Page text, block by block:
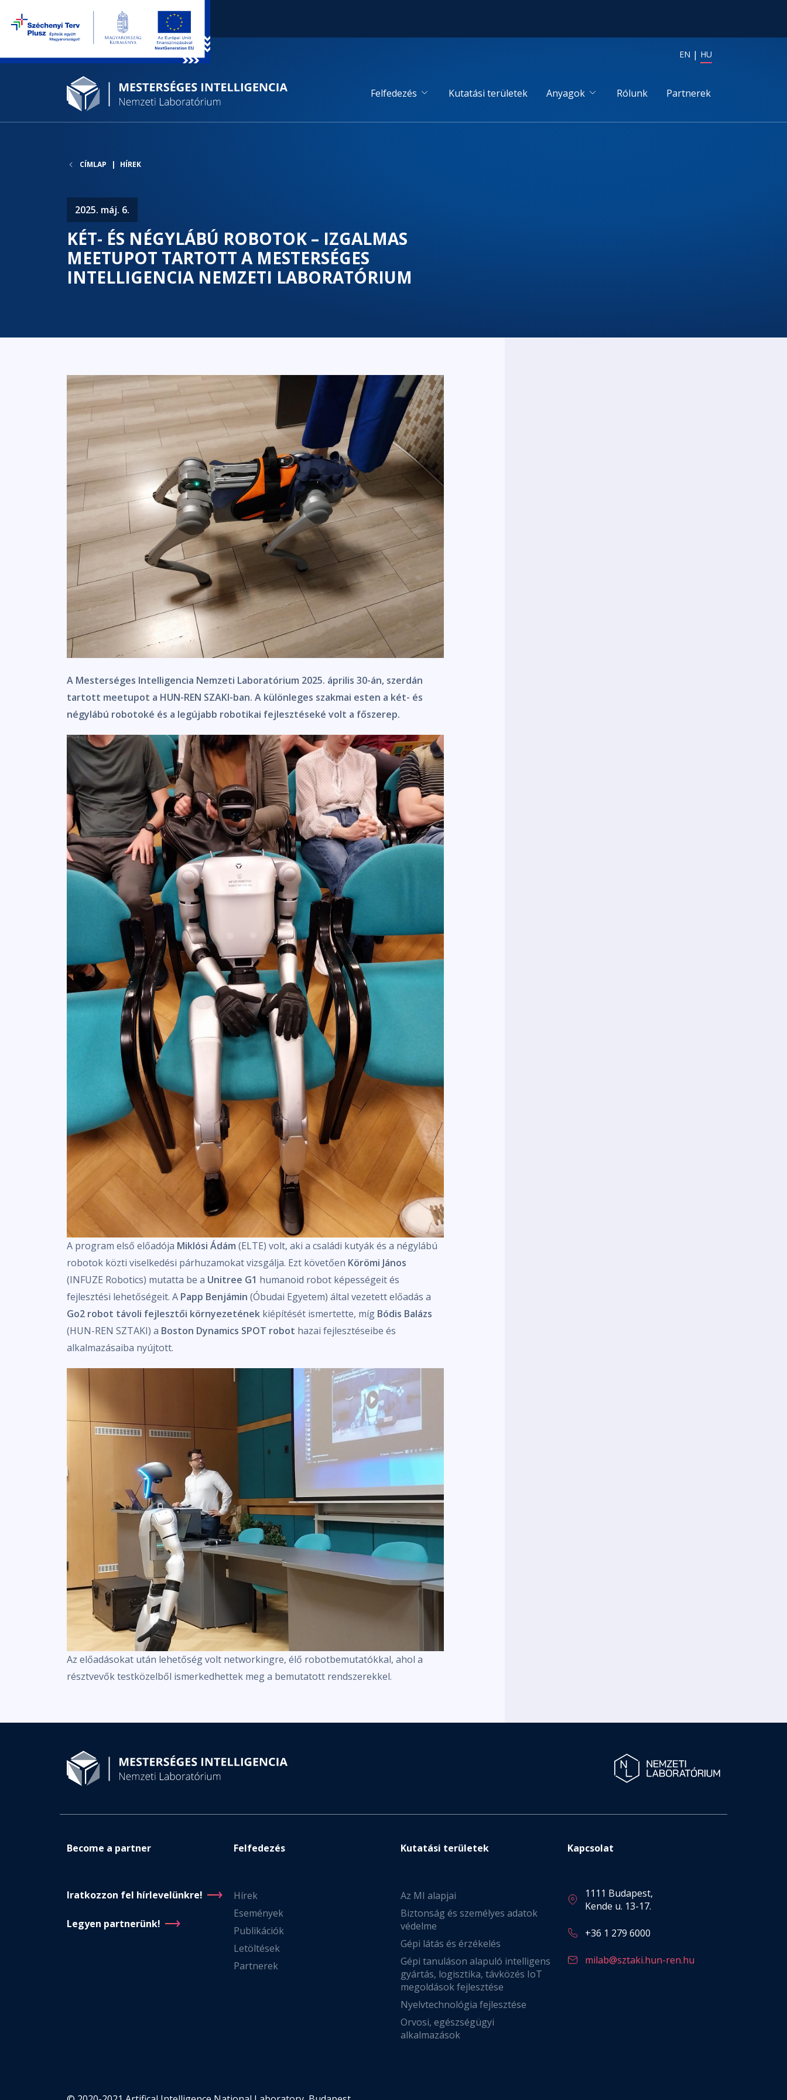
EN HU
Felfedezés Kutatási területek Anyagok Rólunk Partnerek
CÍMLAP HÍREK
2025. máj. 6.
KÉT- ÉS NÉGYLÁBÚ ROBOTOK – IZGALMAS
MEETUPOT TARTOTT A MESTERSÉGES
INTELLIGENCIA NEMZETI LABORATÓRIUM
A Mesterséges Intelligencia Nemzeti Laboratórium 2025. április 30-án, szerdán
tartott meetupot a HUN-REN SZAKI-ban. A különleges szakmai esten a két- és
négylábú robotoké és a legújabb robotikai fejlesztéseké volt a főszerep.
A program első előadója Miklósi Ádám (ELTE) volt, aki a családi kutyák és a négylábú
robotok közti viselkedési párhuzamokat vizsgálja. Ezt követően Körömi János
(INFUZE Robotics) mutatta be a Unitree G1 humanoid robot képességeit és
fejlesztési lehetőségeit. A Papp Benjámin (Óbudai Egyetem) által vezetett előadás a
Go2 robot távoli fejlesztői környezetének kiépítését ismertette, míg Bódis Balázs
(HUN-REN SZTAKI) a Boston Dynamics SPOT robot hazai fejlesztéseibe és
alkalmazásaiba nyújtott.
Az előadásokat után lehetőség volt networkingre, élő robotbemutatókkal, ahol a
résztvevők testközelből ismerkedhettek meg a bemutatott rendszerekkel.
Become a partner
Iratkozzon fel hírlevelünkre!
Legyen partnerünk!
Felfedezés
Hírek
Események
Publikációk
Letöltések
Partnerek
Kutatási területek
Az MI alapjai
Biztonság és személyes adatok
védelme
Gépi látás és érzékelés
Gépi tanuláson alapuló intelligens
gyártás, logisztika, távközés IoT
megoldások fejlesztése
Nyelvtechnológia fejlesztése
Orvosi, egészségügyi
alkalmazások
Kapcsolat
1111 Budapest,
Kende u. 13-17.
+36 1 279 6000
milab@sztaki.hun-ren.hu